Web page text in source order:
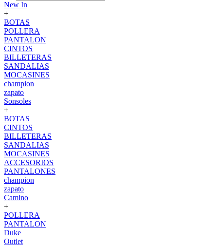
New In
+
BOTAS
POLLERA
PANTALON
CINTOS
BILLETERAS
SANDALIAS
MOCASINES
champion
zapato
Sonsoles
+
BOTAS
CINTOS
BILLETERAS
SANDALIAS
MOCASINES
ACCESORIOS
PANTALONES
champion
zapato
Camino
+
POLLERA
PANTALON
Duke
Outlet